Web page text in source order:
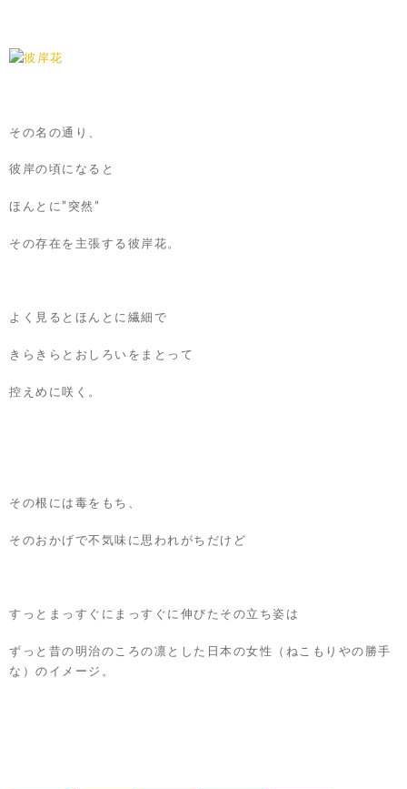
その名の通り、
彼岸の頃になると
ほんとに”突然”
その存在を主張する彼岸花。
よく見るとほんとに繊細で
きらきらとおしろいをまとって
控えめに咲く。
その根には毒をもち、
そのおかげで不気味に思われがちだけど
すっとまっすぐにまっすぐに伸びたその立ち姿は
ずっと昔の明治のころの凛とした日本の女性（ねこもりやの勝手
な）のイメージ。